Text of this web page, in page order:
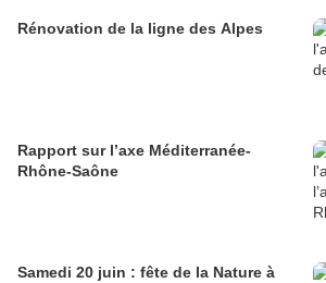
Rénovation de la ligne des Alpes
Rapport sur l’axe Méditerranée-
Rhône-Saône
Samedi 20 juin : fête de la Nature à